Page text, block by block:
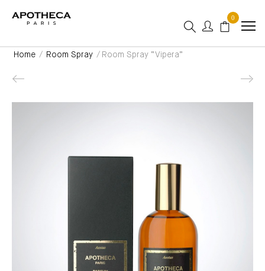
0
Home / Room Spray / Room Spray “Vipera”
Product navigation